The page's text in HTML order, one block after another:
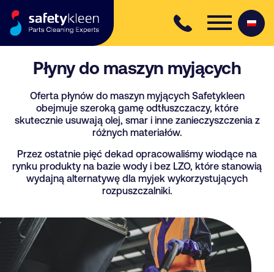
Płyny do maszyn myjących
Oferta płynów do maszyn myjących Safetykleen
obejmuje szeroką gamę odtłuszczaczy, które
skutecznie usuwają olej, smar i inne zanieczyszczenia z
różnych materiałów.
Przez ostatnie pięć dekad opracowaliśmy wiodące na
rynku produkty na bazie wody i bez LZO, które stanowią
wydajną alternatywę dla myjek wykorzystujących
rozpuszczalniki.